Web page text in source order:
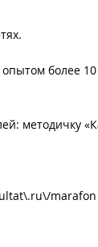
более
методичку
marafon